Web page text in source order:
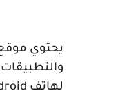
يحتوي
لهاتف